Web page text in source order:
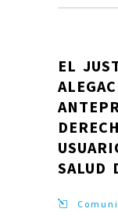
EL
SALUD